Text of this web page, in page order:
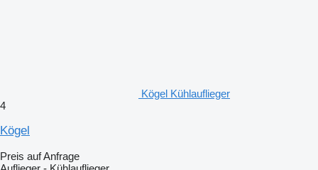
Kögel Kühlauflieger
4
Kögel
Preis auf Anfrage